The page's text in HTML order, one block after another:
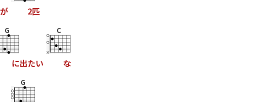
が 2匹
G
に出たい
C
な
G